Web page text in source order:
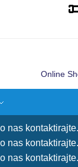
Online
nas kontaktirajte.
nas kontaktirajte.
nas kontaktirajte.